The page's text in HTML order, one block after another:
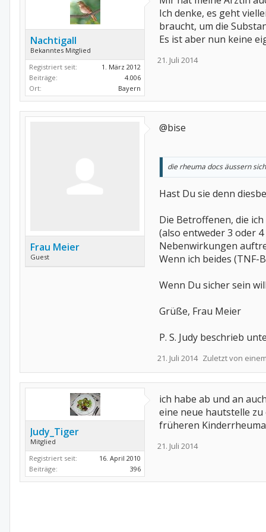
Nachtigall
Bekanntes Mitglied
Registriert seit:
1. März 2012
Beiträge:
4.006
Ort:
Bayern
Ich denke, es geht
braucht, um die
Es ist aber nun keine
21. Juli 2014
Frau Meier
Guest
@bise
die rheuma docs äussern
Hast Du sie denn
Die Betroffenen, die
(also entweder 3 oder
Nebenwirkungen
Wenn ich beides
Wenn Du sicher sein
Grüße, Frau Meier
P. S. Judy beschrieb
21. Juli 2014 Zuletzt von
Judy_Tiger
Mitglied
Registriert seit:
16. April 2010
Beiträge:
396
ich habe ab und an
eine neue hautstelle
früheren
21. Juli 2014